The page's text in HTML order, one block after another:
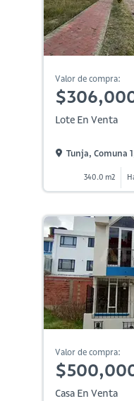
Valor de compra:
Lote En Venta
Tunja, Comuna
340.0 m2
Valor de compra:
Casa En Venta